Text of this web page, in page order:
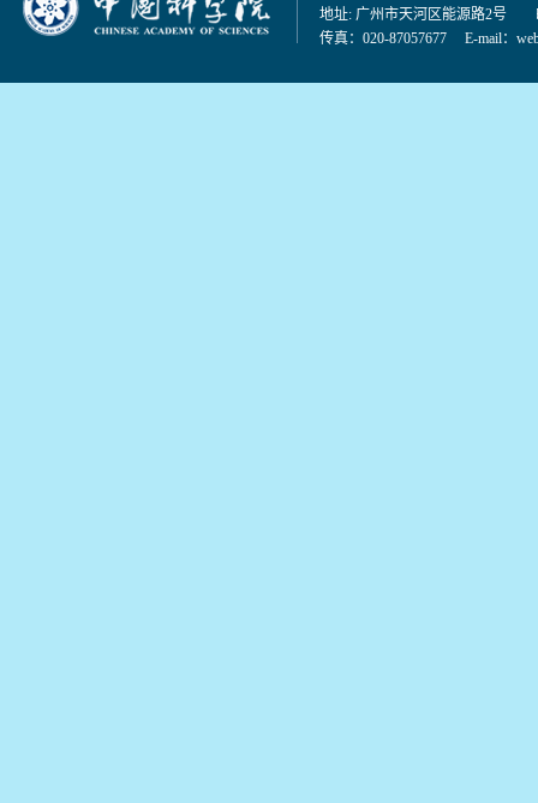
地址: 广州市天河区能源路2号
传真：020-87057677 E-mail：